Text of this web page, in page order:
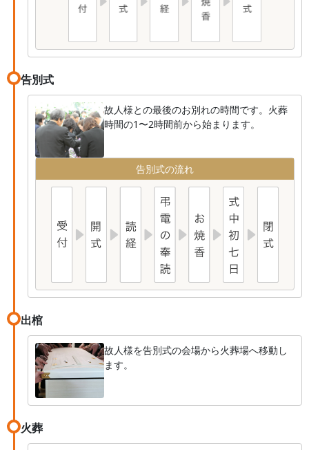
告別式
故人様との最後のお別れの時間です。火葬
時間の1〜2時間前から始まります。
告別式の流れ
出棺
故人様を告別式の会場から火葬場へ移動し
ます。
火葬